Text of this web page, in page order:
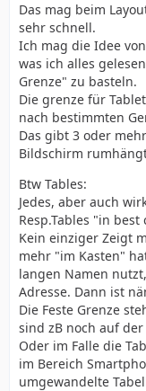
Das mag beim
sehr schnell.
Ich mag die Idee
was ich alles
Grenze" zu basteln.
Die grenze für
nach bestimmten
Das gibt 3 oder
Bildschirm
Btw Tables:
Jedes, aber auch
Resp.Tables "in best
Kein einziger Zeigt
mehr "im Kasten"
langen Namen
Adresse. Dann ist
Die Feste Grenze
sind zB noch auf
Oder im Falle die
im Bereich
umgewandelte